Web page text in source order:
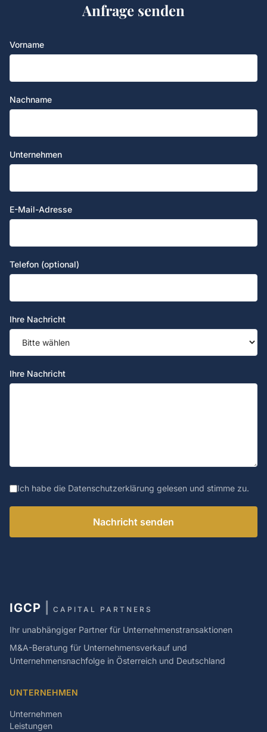
Anfrage senden
Vorname
Nachname
Unternehmen
E-Mail-Adresse
Telefon (optional)
Ihre Nachricht
Ihre Nachricht
Ich habe die Datenschutzerklärung gelesen und stimme zu.
Nachricht senden
IGCP CAPITAL PARTNERS
Ihr unabhängiger Partner für Unternehmenstransaktionen
M&A-Beratung für Unternehmensverkauf und
Unternehmensnachfolge in Österreich und Deutschland
UNTERNEHMEN
Unternehmen
Leistungen